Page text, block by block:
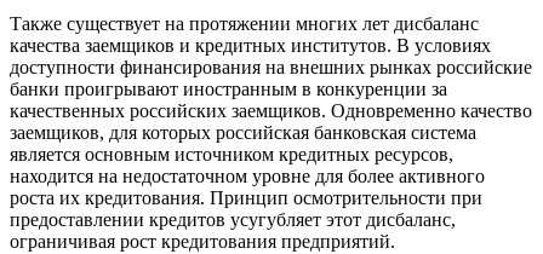
Также существует на протяжении многих лет дисбаланс
качества заемщиков и кредитных институтов. В условиях
доступности финансирования на внешних рынках российские
банки проигрывают иностранным в конкуренции за
качественных российских заемщиков. Одновременно качество
заемщиков, для которых российская банковская система
является основным источником кредитных ресурсов,
находится на недостаточном уровне для более активного
роста их кредитования. Принцип осмотрительности при
предоставлении кредитов усугубляет этот дисбаланс,
ограничивая рост кредитования предприятий.